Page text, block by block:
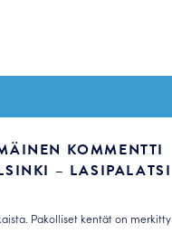
KOMMENTTI
– LASIPALATSI
Pakolliset kentät on merkitty